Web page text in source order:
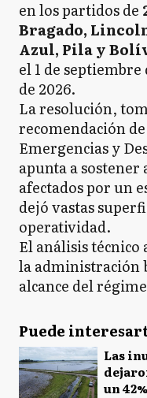
en los partidos de
Bragado,
Azul, Pila y
el 1 de septiembre
de 2026.
La resolución,
recomendación
Emergencias y
apunta a
afectados por un
dejó vastas
operatividad.
El análisis técnico
la administración
alcance del
Puede
Las
un